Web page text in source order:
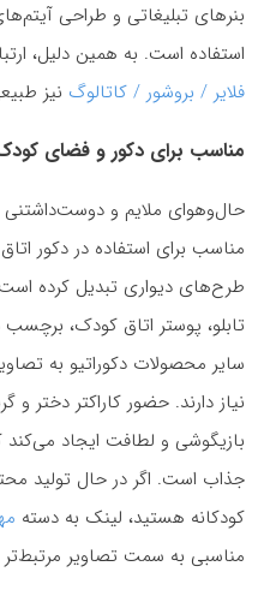
بنرهای تبلیغاتی و طراحی
استفاده است. به همین دلیل،
فلایر / بروشور / کاتالوگ نیز
مناسب برای دکور و فضای
حال‌وهوای ملایم و دوست‌داشتنی
مناسب برای استفاده در دکور
طرح‌های دیواری تبدیل کرده
تابلو، پوستر اتاق کودک،
سایر محصولات دکوراتیو به
نیاز دارند. حضور کاراکتر دختر و
بازیگوشی و لطافت ایجاد
جذاب است. اگر در حال تولید
کودکانه هستید، لینک به دسته
مناسبی به سمت تصاویر مرتبط‌تر